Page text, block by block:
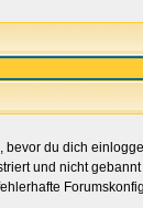
du dich
und nicht